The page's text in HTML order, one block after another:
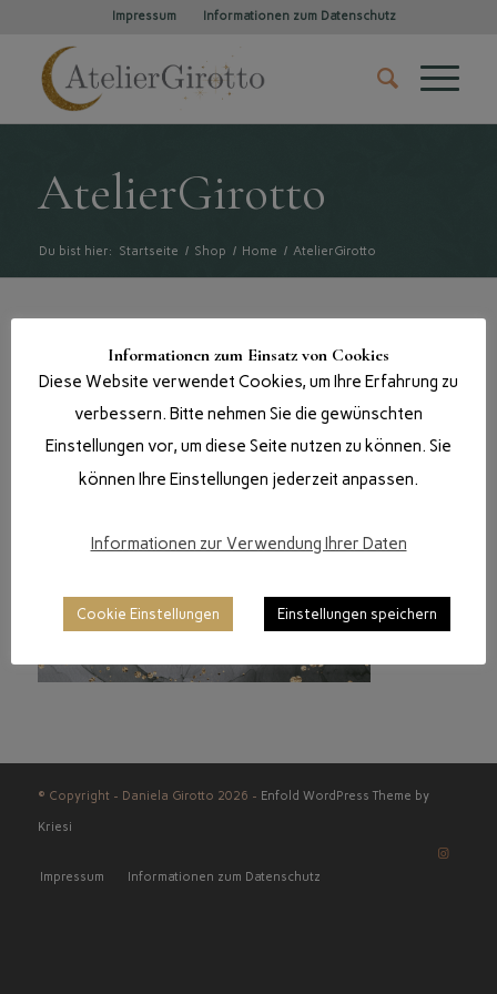
Impressum Informationen zum Datenschutz
AtelierGirotto
Du bist hier: Startseite / Shop / Home / AtelierGirotto
© Copyright - Daniela Girotto 2026 - Enfold WordPress Theme by
Kriesi
Impressum Informationen zum Datenschutz
Informationen zum Einsatz von Cookies
Diese Website verwendet Cookies, um Ihre Erfahrung zu
verbessern. Bitte nehmen Sie die gewünschten
Einstellungen vor, um diese Seite nutzen zu können. Sie
können Ihre Einstellungen jederzeit anpassen.
Informationen zur Verwendung Ihrer Daten
Cookie Einstellungen Einstellungen speichern